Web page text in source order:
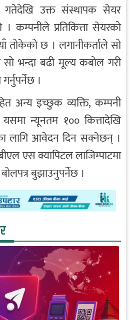
गतेदेखि उक्त संस्थापक सेयर
। कम्पनीले प्रतिकित्ता सेयरको
तोकेको छ । लगानीकर्ताले सो
भन्दा बढी मूल्य कबोल गरी
।
अन्य इच्छुक व्यक्ति, कम्पनी
न्यूनतम १०० कित्तादेखि
लागि आवेदन दिन सक्नेछन् ।
एस क्यापिटल लाजिम्पाटमा
बुझाउनुपर्नेछ ।